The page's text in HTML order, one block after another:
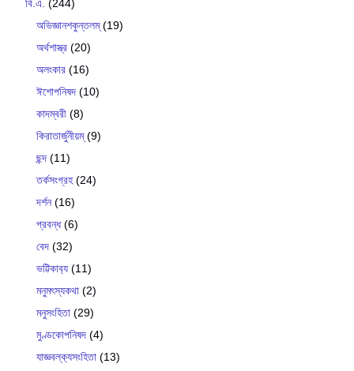
বি.এ. (244)
অভিজ্ঞানশকুন্তলম্(19)
অর্থশাস্ত্র (20)
অলংকার (16)
ঈশোপনিষদ (10)
কাদম্বরী (8)
কিরাতার্জুনীয়ম্(9)
ছন্দ (11)
তর্কসংগ্রহ(24)
দর্শন(16)
প্রবন্ধ(6)
বেদ (32)
ভট্টিকাব‍্য (11)
মনুমৎস্যকথা (2)
মনুসংহিতা (29)
মুণ্ডকোপনিষদ (4)
যাজ্ঞবল্ক‍্যসংহিতা (13)